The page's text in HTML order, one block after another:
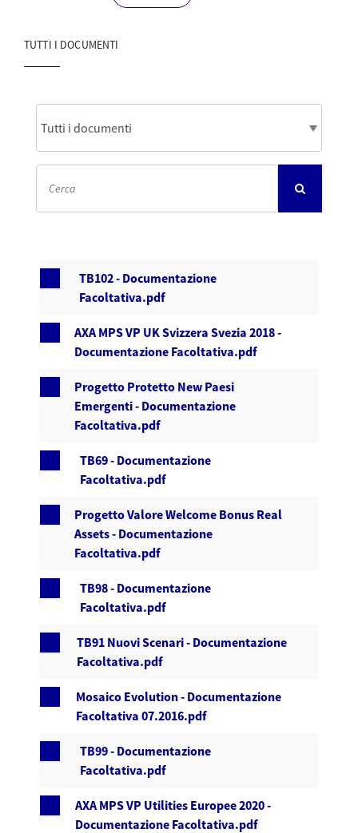
TUTTI I DOCUMENTI
TB102 - Documentazione
Facoltativa.pdf
AXA MPS VP UK Svizzera Svezia 2018 -
Documentazione Facoltativa.pdf
Progetto Protetto New Paesi
Emergenti - Documentazione
Facoltativa.pdf
TB69 - Documentazione
Facoltativa.pdf
Progetto Valore Welcome Bonus Real
Assets - Documentazione
Facoltativa.pdf
TB98 - Documentazione
Facoltativa.pdf
TB91 Nuovi Scenari - Documentazione
Facoltativa.pdf
Mosaico Evolution - Documentazione
Facoltativa 07.2016.pdf
TB99 - Documentazione
Facoltativa.pdf
AXA MPS VP Utilities Europee 2020 -
Documentazione Facoltativa.pdf